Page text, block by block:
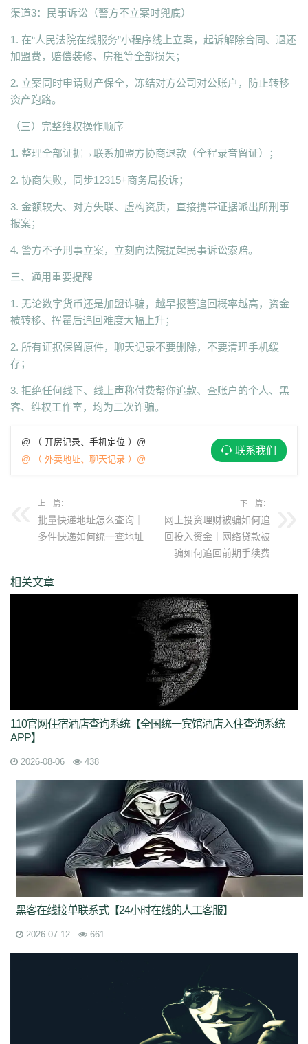
渠道3：民事诉讼（警方不立案时兜底）
1. 在“人民法院在线服务”小程序线上立案，起诉解除合同、退还
加盟费，赔偿装修、房租等全部损失；
2. 立案同时申请财产保全，冻结对方公司对公账户，防止转移
资产跑路。
（三）完整维权操作顺序
1. 整理全部证据→联系加盟方协商退款（全程录音留证）；
2. 协商失败，同步12315+商务局投诉；
3. 金额较大、对方失联、虚构资质，直接携带证据派出所刑事
报案；
4. 警方不予刑事立案，立刻向法院提起民事诉讼索赔。
三、通用重要提醒
1. 无论数字货币还是加盟诈骗，越早报警追回概率越高，资金
被转移、挥霍后追回难度大幅上升；
2. 所有证据保留原件，聊天记录不要删除，不要清理手机缓
存；
3. 拒绝任何线下、线上声称付费帮你追款、查账户的个人、黑
客、维权工作室，均为二次诈骗。
@ （ 开房记录、手机定位 ）@
@ （ 外卖地址、聊天记录 ）@
联系我们
上一篇：
批量快递地址怎么查询｜
多件快递如何统一查地址
下一篇：
网上投资理财被骗如何追
回投入资金｜网络贷款被
骗如何追回前期手续费
相关文章
110官网住宿酒店查询系统【全国统一宾馆酒店入住查询系统
APP】
2026-08-06 438
黑客在线接单联系式【24小时在线的人工客服】
2026-07-12 661